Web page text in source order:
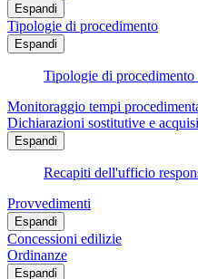
Espandi
Tipologie di procedimento
Espandi
Tipologie di
Monitoraggio tempi
Dichiarazioni sostitutive e
Espandi
Recapiti dell'ufficio
Provvedimenti
Espandi
Concessioni edilizie
Ordinanze
Espandi